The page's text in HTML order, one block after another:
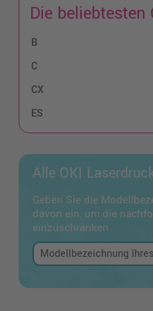
Die beliebtesten
B
C
CX
ES
Alle OKI
Geben Sie die
davon ein, um die
einzuschränken